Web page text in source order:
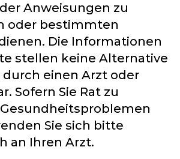
Anweisungen zu
oder bestimmten
Die Informationen
stellen keine Alternative
einen Arzt oder
Sofern Sie Rat zu
Sie sich bitte
an Ihren Arzt.